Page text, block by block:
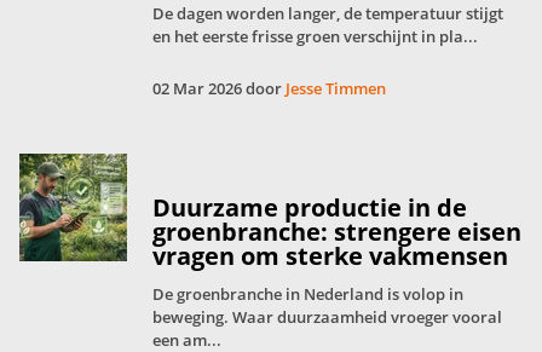
De dagen worden langer, de temperatuur stijgt
en het eerste frisse groen verschijnt in pla...
02 Mar 2026 door Jesse Timmen
Duurzame productie in de
groenbranche: strengere eisen
vragen om sterke vakmensen
De groenbranche in Nederland is volop in
beweging. Waar duurzaamheid vroeger vooral
een am...